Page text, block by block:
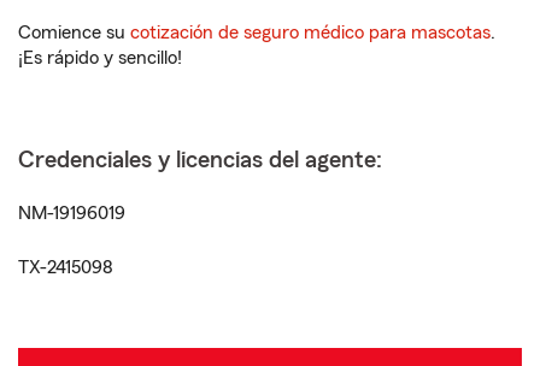
Comience su cotización de seguro médico para mascotas.
¡Es rápido y sencillo!
Credenciales y licencias del agente:
NM-19196019
TX-2415098